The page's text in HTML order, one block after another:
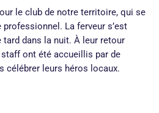
le club de notre territoire, qui se
La ferveur s’est
tard dans la nuit. À leur retour
staff ont été accueillis par de
célébrer leurs héros locaux.